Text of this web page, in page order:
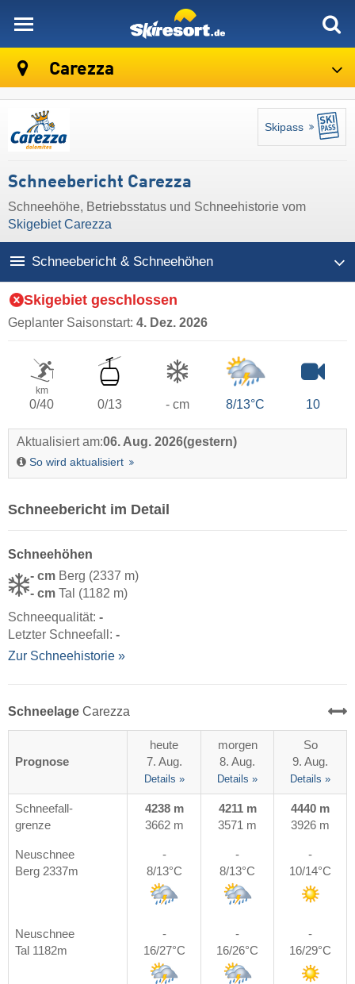
Carezza
Skipass
Schneebericht Carezza
Schneehöhe, Betriebsstatus und Schneehistorie vom
Skigebiet Carezza
Schneebericht & Schneehöhen
Skigebiet geschlossen
Geplanter Saisonstart: 4. Dez. 2026
km
0/40 0/13 - cm 8/13°C 10
Aktualisiert am:06. Aug. 2026(gestern)
So wird aktualisiert
Schneebericht im Detail
Schneehöhen
- cm Berg (2337 m)
- cm Tal (1182 m)
Schneequalität: -
Letzter Schneefall: -
Zur Schneehistorie »
Schneelage Carezza
Prognose
heute
7. Aug.
Details »
morgen
8. Aug.
Details »
So
9. Aug.
Details »
Schneefall-
grenze
4238 m
3662 m
4211 m
3571 m
4440 m
3926 m
Neuschnee
Berg 2337m
-
8/13°C
-
8/13°C
-
10/14°C
Neuschnee
Tal 1182m
-
16/27°C
-
16/26°C
-
16/29°C